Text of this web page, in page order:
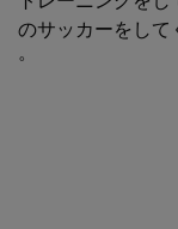
のサッカーをして
。